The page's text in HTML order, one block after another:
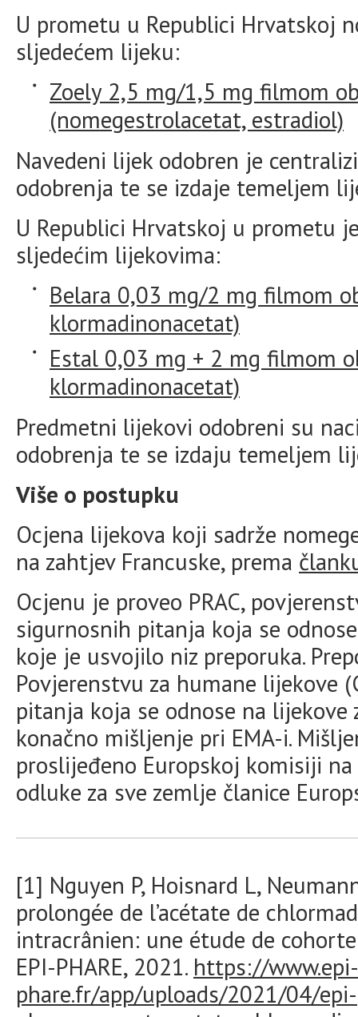
U prometu u Republici Hrvatskoj
sljedećem lijeku:
Zoely 2,5 mg/1,5 mg filmom
(nomegestrolacetat, estradiol)
Navedeni lijek odobren je
odobrenja te se izdaje temeljem
U Republici Hrvatskoj u prometu
sljedećim lijekovima:
Belara 0,03 mg/2 mg filmom
klormadinonacetat)
Estal 0,03 mg + 2 mg filmom
klormadinonacetat)
Predmetni lijekovi odobreni su
odobrenja te se izdaju temeljem
Više o postupku
Ocjena lijekova koji sadrže
na zahtjev Francuske, prema
Ocjenu je proveo PRAC,
sigurnosnih pitanja koja se
koje je usvojilo niz preporuka.
Povjerenstvu za humane lijekove
pitanja koja se odnose na
konačno mišljenje pri EMA-i.
proslijeđeno Europskoj komisiji
odluke za sve zemlje članice
[1] Nguyen P, Hoisnard L,
prolongée de l’acétate de
intracrânien: une étude de
EPI-PHARE, 2021. https://www.epi-
phare.fr/app/uploads/2021/04/epi-